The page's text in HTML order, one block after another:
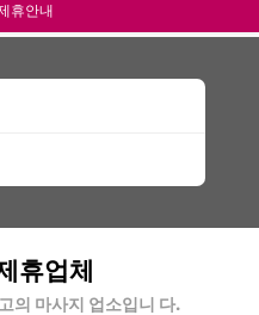
휴안내
휴업체
의 마사지 업소입니 다.